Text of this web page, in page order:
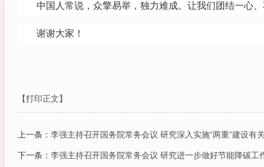
中国人常说，众擎易举，独力难成。让我们团结一心
谢谢大家！
【打印正文】
上一条： 李强主持召开国务院常务会议 研究深入实施“两重”建设有
下一条： 李强主持召开国务院常务会议 研究进一步做好节能降碳工